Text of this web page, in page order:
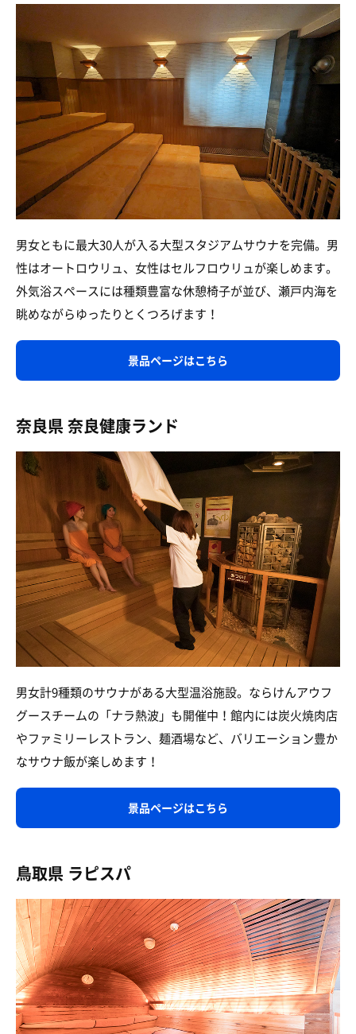
男女ともに最大30人が入る大型スタジアムサウナを完備。男
性はオートロウリュ、女性はセルフロウリュが楽しめます。
外気浴スペースには種類豊富な休憩椅子が並び、瀬戸内海を
眺めながらゆったりとくつろげます！
景品ページはこちら
奈良県 奈良健康ランド
男女計9種類のサウナがある大型温浴施設。ならけんアウフ
グースチームの「ナラ熱波」も開催中！館内には炭火焼肉店
やファミリーレストラン、麺酒場など、バリエーション豊か
なサウナ飯が楽しめます！
景品ページはこちら
鳥取県 ラピスパ